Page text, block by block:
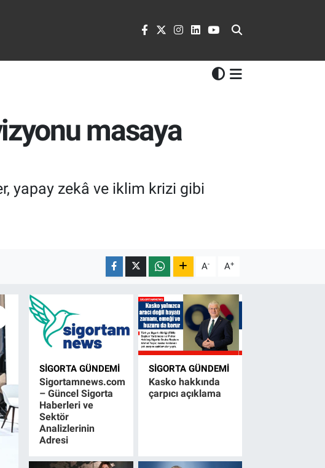
masaya
yapay zekâ ve iklim krizi gibi
A- A+
SIGORTA GÜNDEMI
Sigortamnews.com
– Güncel Sigorta
Haberleri ve
Sektör
Analizlerinin
Adresi
SIGORTA GÜNDEMI
Kasko hakkında
çarpıcı açıklama